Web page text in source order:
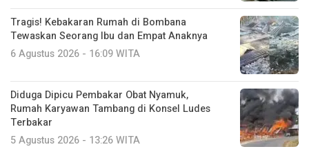
Tragis! Kebakaran Rumah di Bombana
Tewaskan Seorang Ibu dan Empat Anaknya
6 Agustus 2026 - 16:09 WITA
Diduga Dipicu Pembakar Obat Nyamuk,
Rumah Karyawan Tambang di Konsel Ludes
Terbakar
5 Agustus 2026 - 13:26 WITA